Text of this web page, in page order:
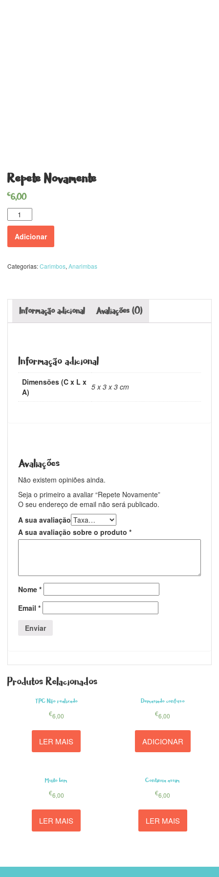
Repete Novamente
€6,00
Quantidade
Adicionar
Categorias:Carimbos, Anarimbas
Informação adicional Avaliações (0)
Informação adicional
Dimensões (C x L x
A)
5 x 3 x 3 cm
Avaliações
Não existem opiniões ainda.
Seja o primeiro a avaliar “Repete Novamente”
O seu endereço de email não será publicado.
A sua avaliação
A sua avaliação sobre o produto *
Nome *
Email *
Produtos Relacionados
TPC Não realizado
€6,00
LER MAIS
Demasiado confuso
€6,00
ADICIONAR
Muito bem
€6,00
LER MAIS
Continua assim
€6,00
LER MAIS